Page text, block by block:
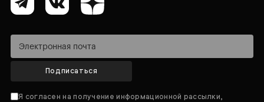
Подписаться
Я согласен на получение информационной рассылки,